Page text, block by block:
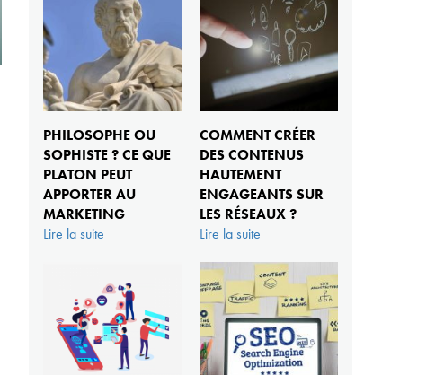
PHILOSOPHE OU
SOPHISTE ? CE QUE
PLATON PEUT
APPORTER AU
MARKETING
Lire la suite
COMMENT CRÉER
DES CONTENUS
HAUTEMENT
ENGAGEANTS SUR
LES RÉSEAUX ?
Lire la suite